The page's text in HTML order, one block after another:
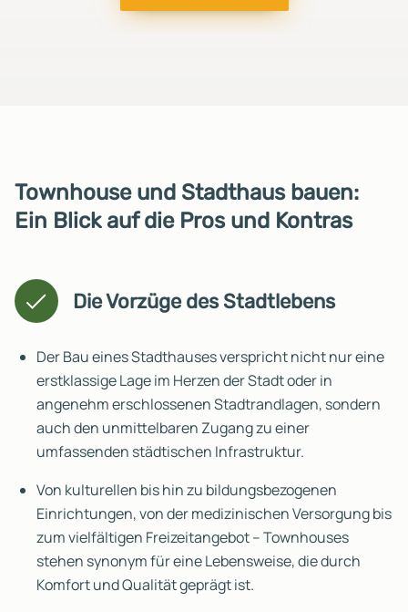
Townhouse und Stadthaus bauen:
Ein Blick auf die Pros und Kontras
Die Vorzüge des Stadtlebens
Der Bau eines Stadthauses verspricht nicht nur eine
erstklassige Lage im Herzen der Stadt oder in
angenehm erschlossenen Stadtrandlagen, sondern
auch den unmittelbaren Zugang zu einer
umfassenden städtischen Infrastruktur.
Von kulturellen bis hin zu bildungsbezogenen
Einrichtungen, von der medizinischen Versorgung bis
zum vielfältigen Freizeitangebot – Townhouses
stehen synonym für eine Lebensweise, die durch
Komfort und Qualität geprägt ist.